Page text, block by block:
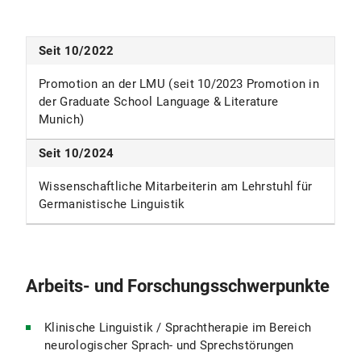
Seit 10/2022
Promotion an der LMU (seit 10/2023 Promotion in
der Graduate School Language & Literature
Munich)
Seit 10/2024
Wissenschaftliche Mitarbeiterin am Lehrstuhl für
Germanistische Linguistik
Arbeits- und Forschungsschwerpunkte
Klinische Linguistik / Sprachtherapie im Bereich
neurologischer Sprach- und Sprechstörungen